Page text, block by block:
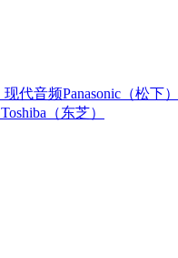
现代音频Panasonic（松下）
Toshiba（东芝）